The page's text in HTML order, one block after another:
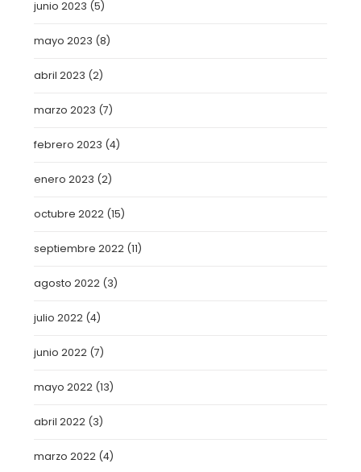
junio 2023 (5)
mayo 2023 (8)
abril 2023 (2)
marzo 2023 (7)
febrero 2023 (4)
enero 2023 (2)
octubre 2022 (15)
septiembre 2022 (11)
agosto 2022 (3)
julio 2022 (4)
junio 2022 (7)
mayo 2022 (13)
abril 2022 (3)
marzo 2022 (4)